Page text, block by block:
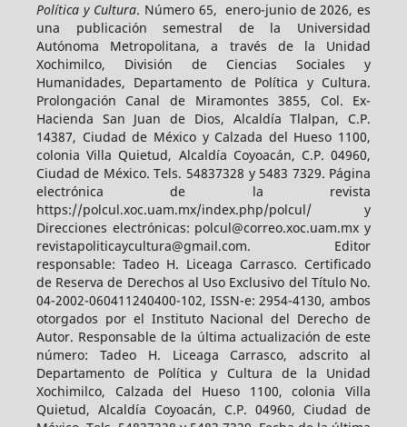
Política y Cultura. Número 65, enero-junio de 2026, es
una publicación semestral de la Universidad
Autónoma Metropolitana, a través de la Unidad
Xochimilco, División de Ciencias Sociales y
Humanidades, Departamento de Política y Cultura.
Prolongación Canal de Miramontes 3855, Col. Ex-
Hacienda San Juan de Dios, Alcaldía Tlalpan, C.P.
14387, Ciudad de México y Calzada del Hueso 1100,
colonia Villa Quietud, Alcaldía Coyoacán, C.P. 04960,
Ciudad de México. Tels. 54837328 y 5483 7329. Página
electrónica de la revista
https://polcul.xoc.uam.mx/index.php/polcul/ y
Direcciones electrónicas: polcul@correo.xoc.uam.mx y
revistapoliticaycultura@gmail.com. Editor
responsable: Tadeo H. Liceaga Carrasco. Certificado
de Reserva de Derechos al Uso Exclusivo del Título No.
04-2002-060411240400-102, ISSN-e: 2954-4130, ambos
otorgados por el Instituto Nacional del Derecho de
Autor. Responsable de la última actualización de este
número: Tadeo H. Liceaga Carrasco, adscrito al
Departamento de Política y Cultura de la Unidad
Xochimilco, Calzada del Hueso 1100, colonia Villa
Quietud, Alcaldía Coyoacán, C.P. 04960, Ciudad de